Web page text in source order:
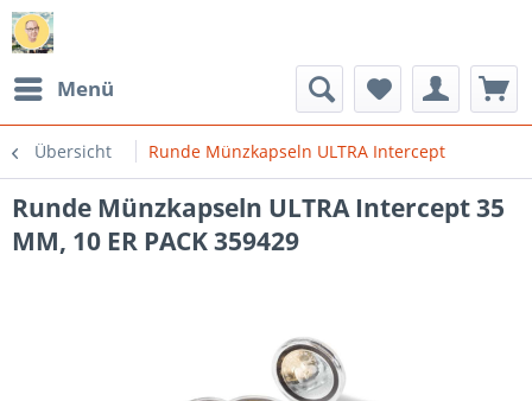
Menü
Übersicht Runde Münzkapseln ULTRA Intercept
Runde Münzkapseln ULTRA Intercept 35
MM, 10 ER PACK 359429